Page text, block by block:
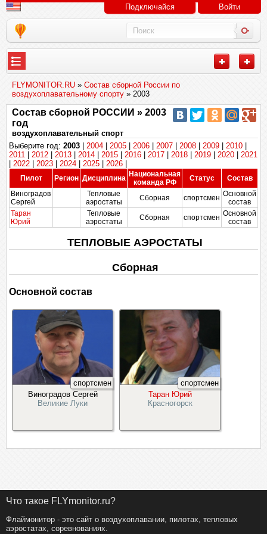
Подключайся Войти
FLYMONITOR.RU » Состав сборной России по
воздухоплавательному спорту » 2003
Состав сборной РОССИИ » 2003
год
воздухоплавательный спорт
Выберите год: 2003 2004 2005 2006 2007 2008 2009 2010
2011
2012 2013 2014 2015 2016 2017 2018 2019 2020
2021
2022 2023 2024 2025 2026
Пилот Регион Дисциплина Национальная
команда РФ
Статус
Состав
Виноградов
Сергей
Тепловые
аэростаты
Сборная спортсмен Основной
состав
Таран
Юрий
Тепловые
аэростаты
Сборная спортсмен Основной
состав
ТЕПЛОВЫЕ АЭРОСТАТЫ
Сборная
Основной состав
Виноградов Сергей
Великие Луки
спортсмен
Таран Юрий
Красногорск
спортсмен
Что такое FLYmonitor.ru?
Флаймонитор - это сайт о воздухоплавании, пилотах, тепловых
аэростатах, соревнованиях.